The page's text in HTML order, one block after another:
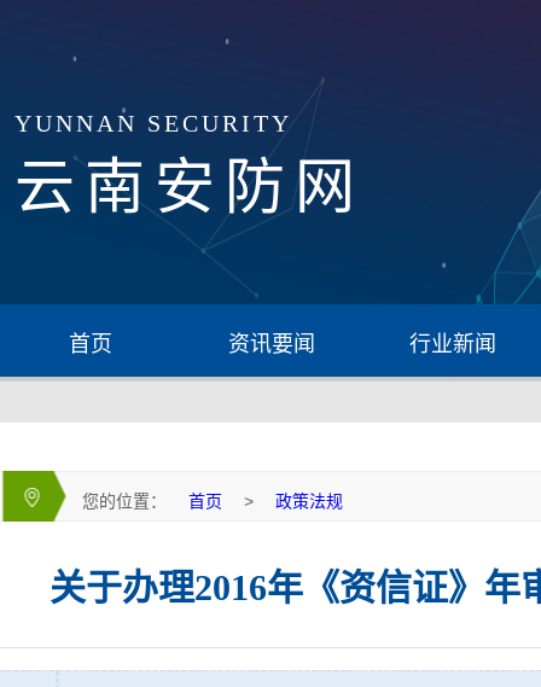
YUNNAN SECURITY
云南安防网
首页 资讯要闻 行业新闻
您的位置： 首页 > 政策法规
关于办理2016年《资信证》年